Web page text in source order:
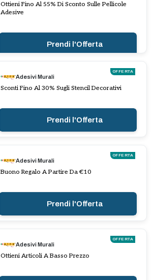
Ottieni Fino Al 55% Di Sconto Sulle Pellicole
Adesive
Prendi l'Offerta
OFFERTA
Adesivi Murali
Sconti Fino Al 30% Sugli Stencil Decorativi
Prendi l'Offerta
OFFERTA
Adesivi Murali
Buono Regalo A Partire Da €10
Prendi l'Offerta
OFFERTA
Adesivi Murali
Ottieni Articoli A Basso Prezzo